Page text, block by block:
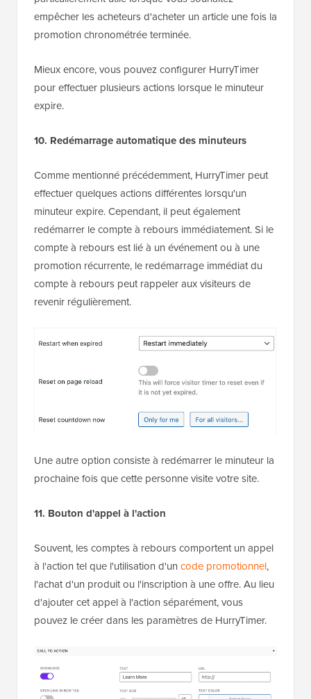
empêcher les acheteurs d'acheter un article une fois la
promotion chronométrée terminée.
Mieux encore, vous pouvez configurer HurryTimer
pour effectuer plusieurs actions lorsque le minuteur
expire.
10. Redémarrage automatique des minuteurs
Comme mentionné précédemment, HurryTimer peut
effectuer quelques actions différentes lorsqu'un
minuteur expire. Cependant, il peut également
redémarrer le compte à rebours immédiatement. Si le
compte à rebours est lié à un événement ou à une
promotion récurrente, le redémarrage immédiat du
compte à rebours peut rappeler aux visiteurs de
revenir régulièrement.
Une autre option consiste à redémarrer le minuteur la
prochaine fois que cette personne visite votre site.
11. Bouton d'appel à l'action
Souvent, les comptes à rebours comportent un appel
à l'action tel que l'utilisation d'un code promotionnel,
l'achat d'un produit ou l'inscription à une offre. Au lieu
d'ajouter cet appel à l'action séparément, vous
pouvez le créer dans les paramètres de HurryTimer.